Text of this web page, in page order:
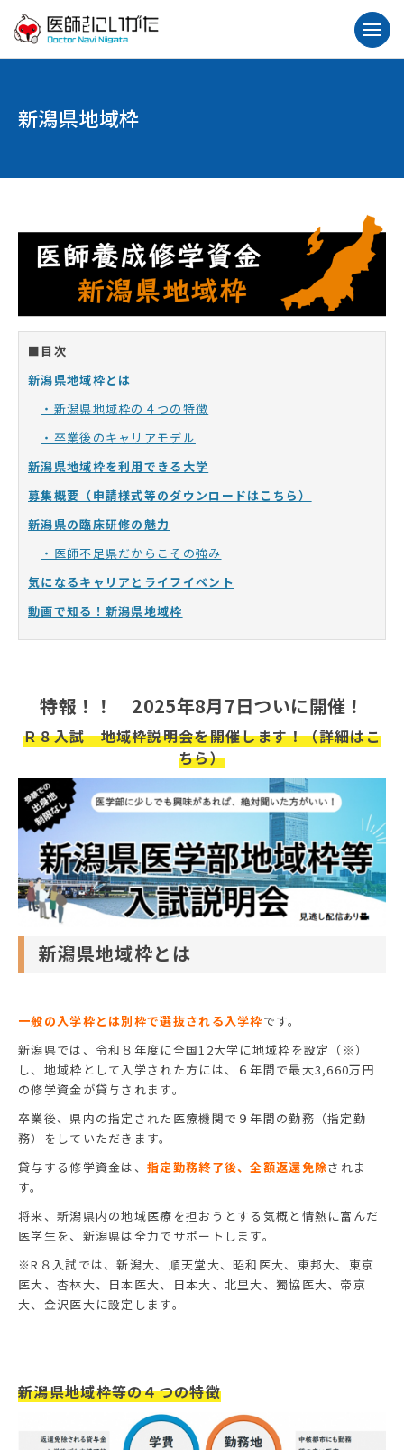
新潟県地域枠
■目次
新潟県地域枠とは
・新潟県地域枠の４つの特徴
・卒業後のキャリアモデル
新潟県地域枠を利用できる大学
募集概要（申請様式等のダウンロードはこちら）
新潟県の臨床研修の魅力
・医師不足県だからこその強み
気になるキャリアとライフイベント
動画で知る！新潟県地域枠
特報！！ 2025年8月7日ついに開催！
Ｒ８入試 地域枠説明会を開催します！（詳細はこ
ちら）
新潟県地域枠とは
一般の入学枠とは別枠で選抜される入学枠です。
新潟県では、令和８年度に全国12大学に地域枠を設定（※）
し、地域枠として入学された方には、６年間で最大3,660万円
の修学資金が貸与されます。
卒業後、県内の指定された医療機関で９年間の勤務（指定勤
務）をしていただきます。
貸与する修学資金は、指定勤務終了後、全額返還免除されま
す。
将来、新潟県内の地域医療を担おうとする気概と情熱に富んだ
医学生を、新潟県は全力でサポートします。
※R８入試では、新潟大、順天堂大、昭和医大、東邦大、東京
医大、杏林大、日本医大、日本大、北里大、獨協医大、帝京
大、金沢医大に設定します。
新潟県地域枠等の４つの特徴